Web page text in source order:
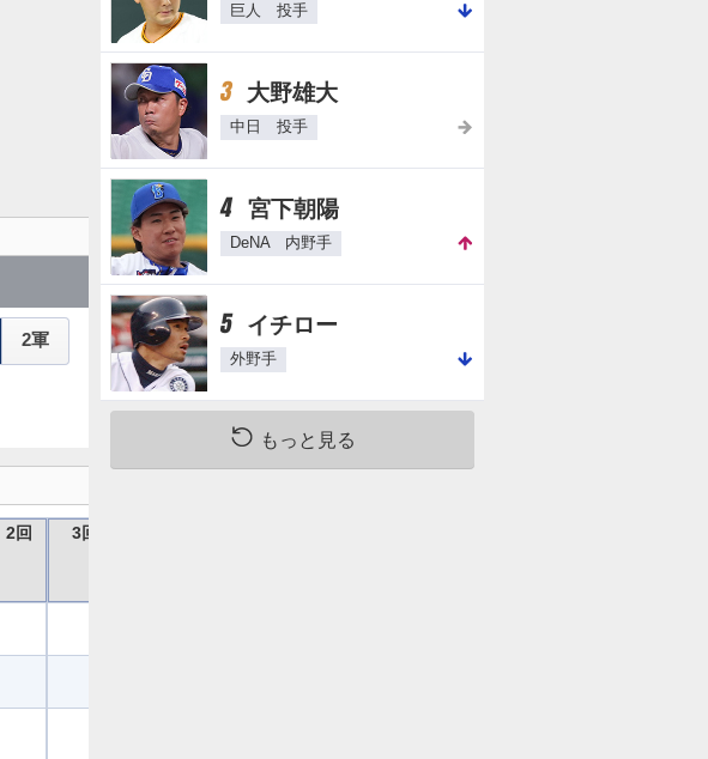
2軍
2回 3回
巨人 投手
3 大野雄大
中日 投手
4 宮下朝陽
DeNA 内野手
5 イチロー
外野手
もっと見る